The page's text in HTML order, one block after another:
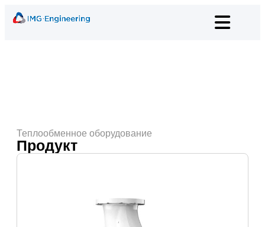
Теплообменное оборудование
Продукт